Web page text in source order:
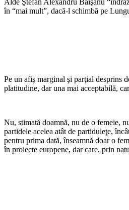
în “mai mult”, dacă-l schimbă pe
Pe un afiş marginal şi parţial desprins
platitudine, dar una mai acceptabilă,
Nu, stimată doamnă, nu de o femeie,
partidele acelea atât de partiduleţe,
pentru prima dată, înseamnă doar o
în proiecte europene, dar care, prin